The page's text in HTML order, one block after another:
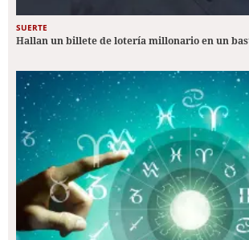
SUERTE
Hallan un billete de lotería millonario en un